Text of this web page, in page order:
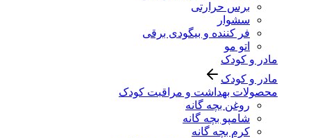
برس حرارتی
سشوار
فر کننده و بیگودی برقی
اتو مو
مادر و کودک
مادر و کودک
محصولات بهداشت و مراقبت کودک
روغن بچه گانه
شامپو بچه گانه
کرم بچه گانه